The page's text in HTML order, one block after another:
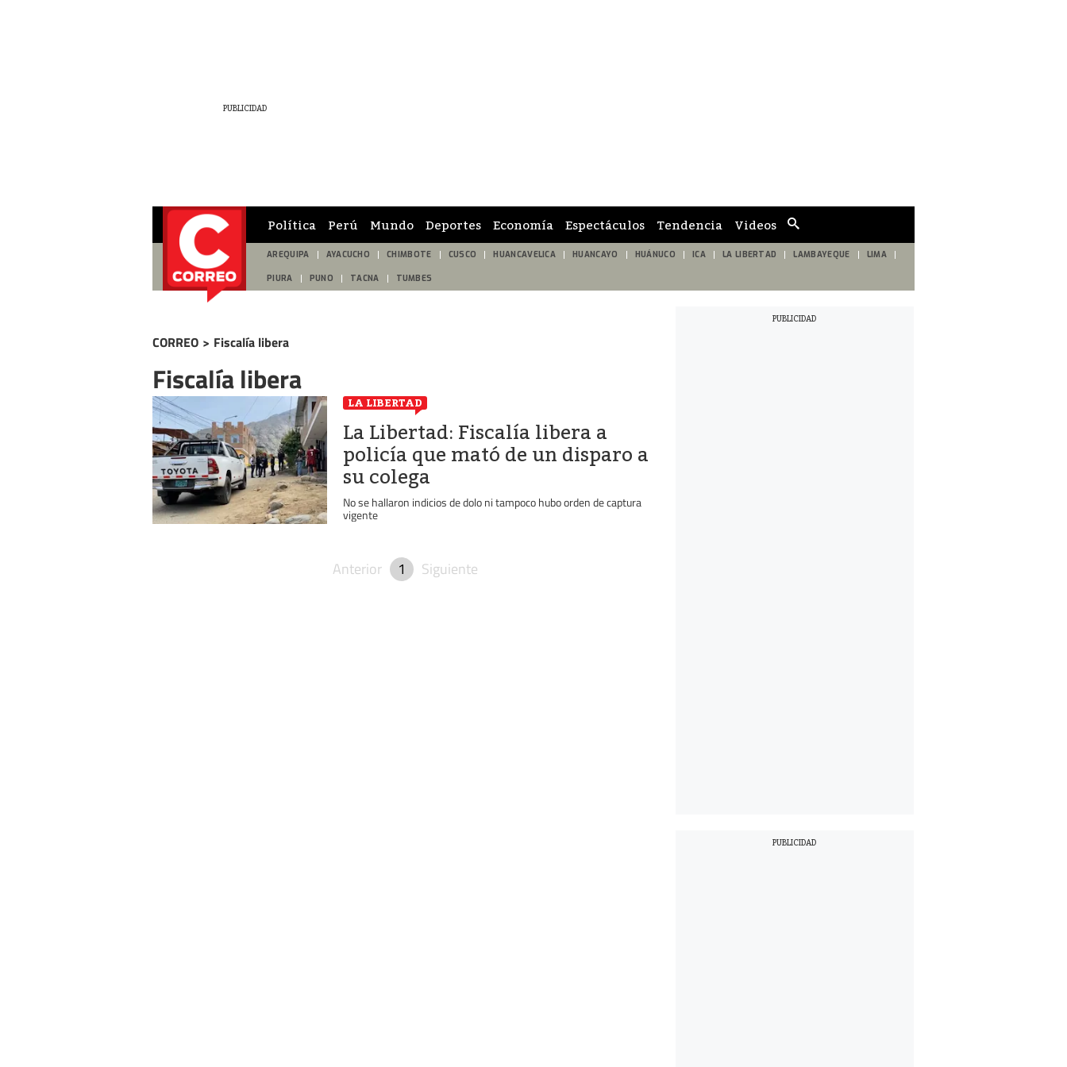
de
búsqueda
Política Perú Mundo Deportes Economía Espectáculos Tendencia Videos
AREQUIPA AYACUCHO CHIMBOTE CUSCO HUANCAVELICA HUANCAYO HUÁNUCO ICA LA LIBERTAD LAMBAYEQUE LIMA
PIURA PUNO TACNA TUMBES
CORREO > Fiscalía libera
Fiscalía libera
LA LIBERTAD
La Libertad: Fiscalía libera a
policía que mató de un disparo a
su colega
No se hallaron indicios de dolo ni tampoco hubo orden de captura
vigente
Anterior 1 Siguiente